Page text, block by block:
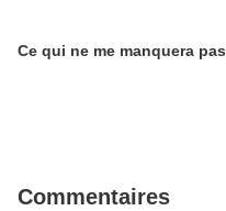
Ce qui ne me manquera pas
Commentaires